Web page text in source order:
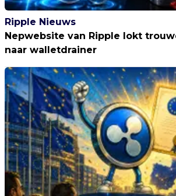
Ripple Nieuws
Nepwebsite van Ripple lokt
naar walletdrainer